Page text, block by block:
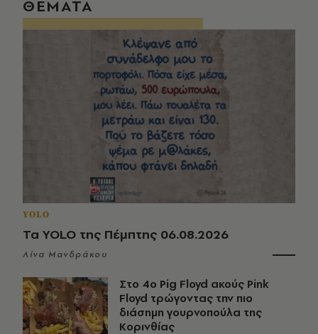
ΘΕΜΑΤΑ
YOLO
Τα YOLO της Πέμπτης 06.08.2026
Λίνα Μανδράκου
Στο 4ο Pig Floyd ακούς Pink
Floyd τρώγοντας την πιο
διάσημη γουρνοπούλα της
Κορινθίας